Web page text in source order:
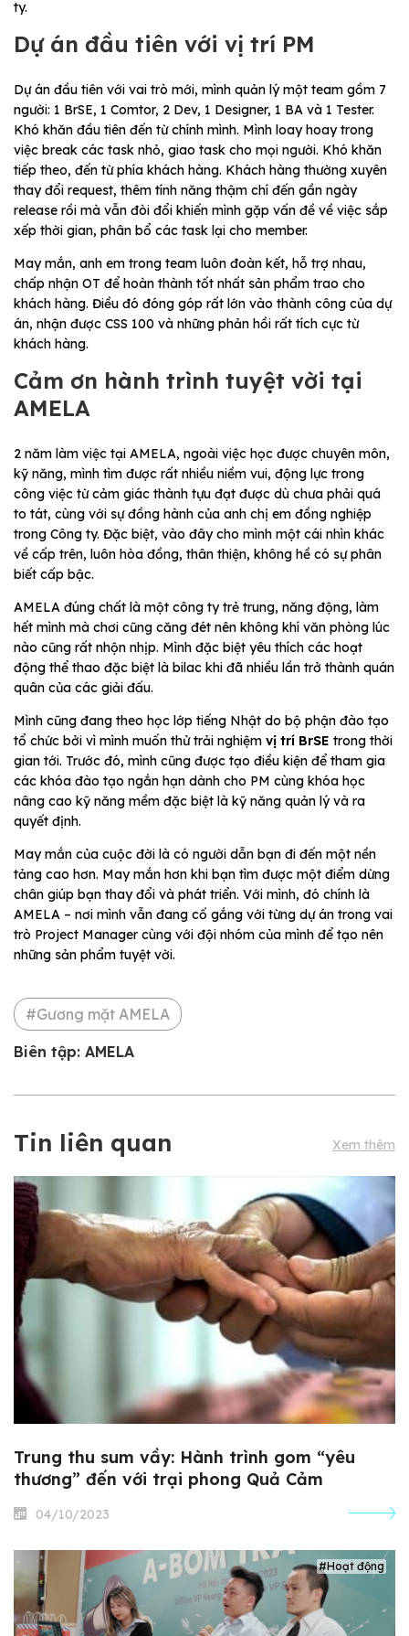
ty.
Dự án đầu tiên với vị trí PM
Dự án đầu tiên với vai trò mới, mình quản lý một team gồm 7
người: 1 BrSE, 1 Comtor, 2 Dev, 1 Designer, 1 BA và 1 Tester.
Khó khăn đầu tiên đến từ chính mình. Mình loay hoay trong
việc break các task nhỏ, giao task cho mọi người. Khó khăn
tiếp theo, đến từ phía khách hàng. Khách hàng thường xuyên
thay đổi request, thêm tính năng thậm chí đến gần ngày
release rồi mà vẫn đòi đổi khiến mình gặp vấn đề về việc sắp
xếp thời gian, phân bổ các task lại cho member.
May mắn, anh em trong team luôn đoàn kết, hỗ trợ nhau,
chấp nhận OT để hoàn thành tốt nhất sản phẩm trao cho
khách hàng. Điều đó đóng góp rất lớn vào thành công của dự
án, nhận được CSS 100 và những phản hồi rất tích cực từ
khách hàng.
Cảm ơn hành trình tuyệt vời tại
AMELA
2 năm làm việc tại AMELA, ngoài việc học được chuyên môn,
kỹ năng, mình tìm được rất nhiều niềm vui, động lực trong
công việc từ cảm giác thành tựu đạt được dù chưa phải quá
to tát, cùng với sự đồng hành của anh chị em đồng nghiệp
trong Công ty. Đặc biệt, vào đây cho mình một cái nhìn khác
về cấp trên, luôn hòa đồng, thân thiện, không hề có sự phân
biết cấp bậc.
AMELA đúng chất là một công ty trẻ trung, năng động, làm
hết mình mà chơi cũng căng đét nên không khí văn phòng lúc
nào cũng rất nhộn nhịp. Mình đặc biệt yêu thích các hoạt
động thể thao đặc biệt là bilac khi đã nhiều lần trở thành quán
quân của các giải đấu.
Mình cũng đang theo học lớp tiếng Nhật do bộ phận đào tạo
tổ chức bởi vì mình muốn thử trải nghiệm vị trí BrSE trong thời
gian tới. Trước đó, mình cũng được tạo điều kiện để tham gia
các khóa đào tạo ngắn hạn dành cho PM cùng khóa học
nâng cao kỹ năng mềm đặc biệt là kỹ năng quản lý và ra
quyết định.
May mắn của cuộc đời là có người dẫn bạn đi đến một nền
tảng cao hơn. May mắn hơn khi bạn tìm được một điểm dừng
chân giúp bạn thay đổi và phát triển. Với mình, đó chính là
AMELA – nơi mình vẫn đang cố gắng với từng dự án trong vai
trò Project Manager cùng với đội nhóm của mình để tạo nên
những sản phẩm tuyệt vời.
#Gương mặt AMELA
Biên tập: AMELA
Tin liên quan Xem thêm
Trung thu sum vầy: Hành trình gom “yêu
thương” đến với trại phong Quả Cảm
04/10/2023
#Hoạt động